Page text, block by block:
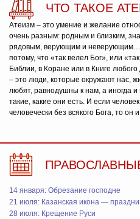
ЧТО ТАКОЕ
Атеизм – это умение и желание
очень разным: родным и близким,
рядовым, верующим и неверующим…
потому, что «так велел Бог», или
Библии, в Коране или в Книге
– это люди, которые окружают нас,
любят, равнодушны к нам, а иногда
такие, какие они есть. И если
человечески без всякого Бога, то он
14 января: Обрезание господне
21 июля: Казанская икона —
28 июля: Крещение Руси